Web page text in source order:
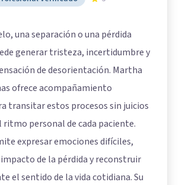
una separación o una pérdida
generar tristeza, incertidumbre y
de desorientación. Martha
ofrece acompañamiento
transitar estos procesos sin juicios
ritmo personal de cada paciente.
expresar emociones difíciles,
de la pérdida y reconstruir
el sentido de la vida cotidiana. Su